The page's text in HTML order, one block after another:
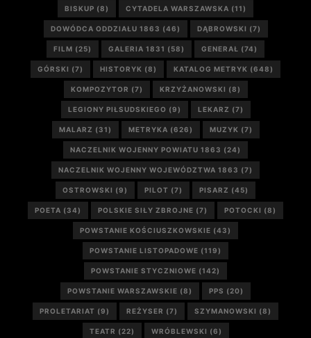
BISKUP (8) CYTADELA WARSZAWSKA (11)
DOWÓDCA ODDZIAŁU 1863 (46) DĄBROWSKI (7)
FILM (25) GALERIA 1831 (58) GENERAŁ (74)
GÓRSKI (7) HISTORYK (8) KATALOG METRYK (648)
KOMPOZYTOR (7) KRZYŻANOWSKI (8)
LEGIONY PIŁSUDSKIEGO (9) LEKARZ (7)
MALARZ (31) METRYKA (626) MUZYK (7)
NACZELNIK WOJENNY POWIATU 1863 (24)
NACZELNIK WOJENNY WOJEWÓDZTWA 1863 (7)
OSTROWSKI (9) PILOT (7) PISARZ (45)
POETA (34) POLSKIE SIŁY ZBROJNE (7) POTOCKI (8)
POWSTANIE KOŚCIUSZKOWSKIE (43)
POWSTANIE LISTOPADOWE (119)
POWSTANIE STYCZNIOWE (142)
POWSTANIE WARSZAWSKIE (8) PPS (20)
PROLETARIAT (9) REŻYSER (7) SZYMANOWSKI (8)
TEATR (22) WRÓBLEWSKI (6)